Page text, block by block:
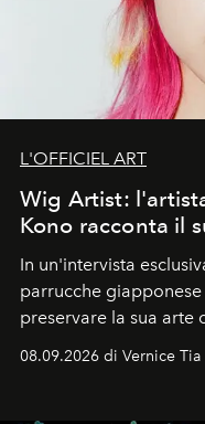
L'OFFICIEL ART
Wig Artist:
Kono racconta il
In un'intervista
parrucche
preservare la sua arte
contemporaneo.
08.09.2026 di Vernice Tia